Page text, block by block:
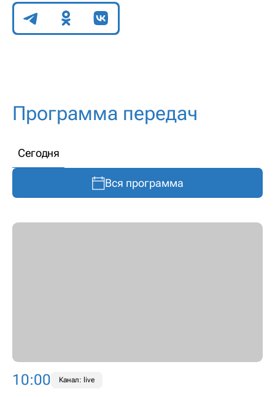
Поделиться
Программа передач
Сегодня
Вся программа
10:00 Канал: live